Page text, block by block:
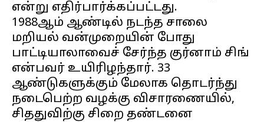
என்று எதிர்பார்க்கப்பட்டது.
1988ஆம் ஆண்டில் நடந்த சாலை
மறியல் வன்முறையின் போது
பாட்டியாலாவைச் சேர்ந்த குர்னாம் சிங்
என்பவர் உயிரிழந்தார். 33
ஆண்டுகளுக்கும் மேலாக தொடர்ந்து
நடைபெற்ற வழக்கு விசாரணையில்,
சிததுவிற்கு சிறை தண்டனை